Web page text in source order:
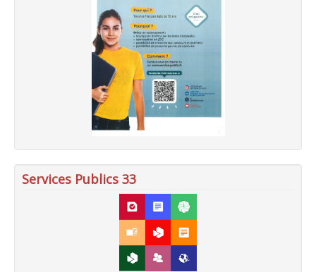
Services Publics 33